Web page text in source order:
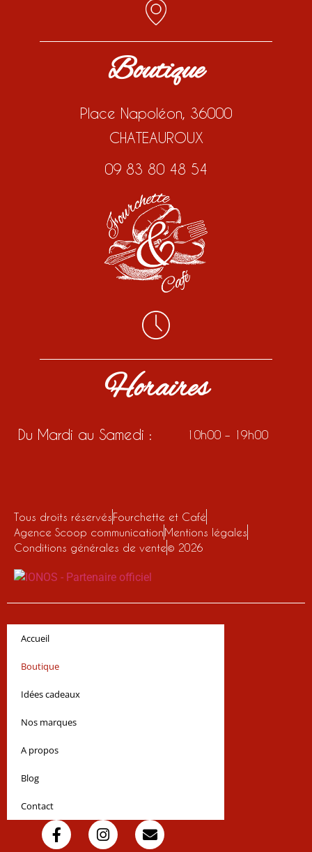
Boutique
Place Napoléon, 36000
CHATEAUROUX
09 83 80 48 54
Horaires
Du Mardi au Samedi : 10h00 – 19h00
Tous droits réservésFourchette et Café
Agence Scoop communicationMentions légales
Conditions générales de vente© 2026
Accueil
Boutique
Idées cadeaux
Nos marques
A propos
Blog
Contact